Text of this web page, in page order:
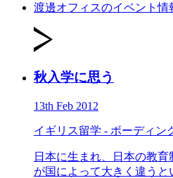
渡邊オフィスのイベント情
秋入学に思う
13th Feb 2012
イギリス留学 - ボーディン
日本に生まれ、日本の教
が国によって大きく違う